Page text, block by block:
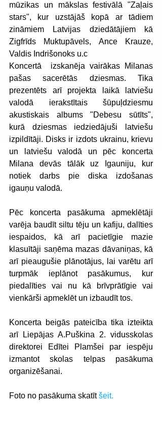
mūzikas un mākslas festivālā "Zaļais
stars", kur uzstājāš kopā ar tādiem
zināmiem Latvijas dziedātājiem kā
Zigfrīds Muktupāvels, Ance Krauze,
Valdis Indrišonoks u.c
Koncertā  izskanēja vairākas Milanas
pašas sacerētās dziesmas. Tika
prezentēts arī projekta laikā latviešu
valodā ierakstītais šūpuļdziesmu
akustiskais albums "Debesu sūtīts",
kurā dziesmas iedziedājuši latviešu
izpildītāji. Disks ir izdots ukrainu, krievu
un latviešu valodā un pēc koncerta
Milana devās tālāk uz Igauniju, kur
notiek darbs pie diska izdošanas
igauņu valodā.
Pēc koncerta pasākuma apmeklētāji
varēja baudīt siltu tēju un kafiju, dalīties
iespaidos, kā arī pacietīgie mazie
klasuītāji saņēma mazas dāvaniņas, kā
arī pieaugušie plānotājus, lai varētu arī
turpmāk ieplānot pasākumus, kur
piedalīties vai nu kā brīvprātīgie vai
vienkārši apmeklēt un izbaudīt tos.
Koncerta beigās pateicība tika izteikta
arī Liepājas A.Puškina 2. vidusskolas
direktorei Edītei Plamšei par iespēju
izmantot skolas telpas pasākuma
organizēšanai.
Foto no pasākuma skatīt šeit.